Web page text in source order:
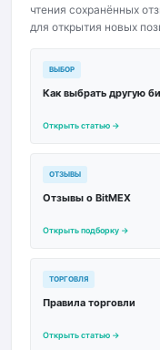
чтения сохранённых
для открытия новых
ВЫБОР
Как выбрать другую
Открыть статью →
ОТЗЫВЫ
Отзывы о BitMEX
Открыть подборку →
ТОРГОВЛЯ
Правила торговли
Открыть статью →